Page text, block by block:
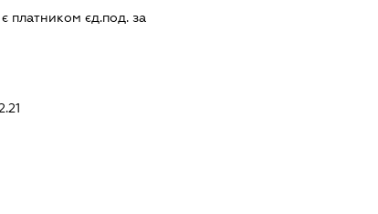
є платником єд.под. за